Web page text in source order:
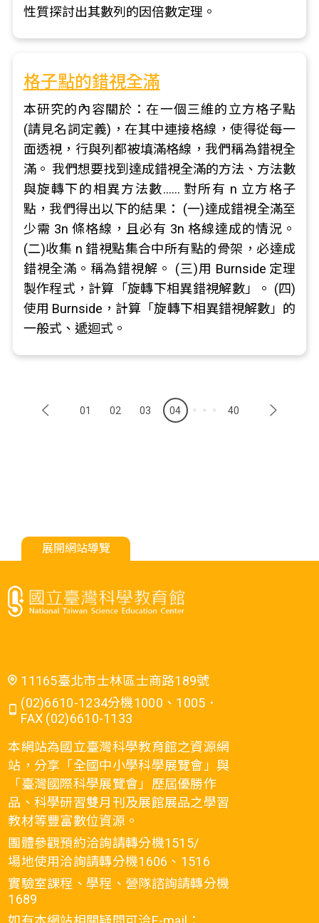
性質探討出其數列的因倍數定理。
格子點的錯視全滿
本研究的內容關於：在一個三維的立方格子點
(請見名詞定義)，在其中連接格線，使得從每一
面透視，行與列都被填滿格線，我們稱為錯視全
滿。 我們想要找到達成錯視全滿的方法、方法數
與旋轉下的相異方法數…… 對所有 n 立方格子
點，我們得出以下的結果： (一)達成錯視全滿至
少需 3n 條格線，且必有 3n 格線達成的情況。
(二)收集 n 錯視點集合中所有點的骨架，必達成
錯視全滿。稱為錯視解。 (三)用 Burnside 定理
製作程式，計算「旋轉下相異錯視解數」。 (四)
使用 Burnside，計算「旋轉下相異錯視解數」的
一般式、遞迴式。
01 02 03 04 40
展開網站導覽
11165臺北市士林區士商路189號
(02)6610-1234分機1000、1005．
FAX (02)6610-1133
本網站為國立臺灣科學教育館之資源網
站，分享「全國中小學科學展覽會」與
「臺灣國際科學展覽會」歷屆優勝作
品、科學研習雙月刊及展館展品之學習
教材等豐富數位資源。
團體參觀預約洽詢請轉分機1515/
場地使用洽詢請轉分機1606、1516
實驗室課程、學程、營隊諮詢請轉分機
1689